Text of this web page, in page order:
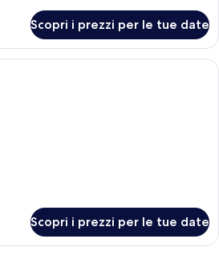
Scopri i prezzi per le tue date
Una camera d'albergo con due letti,
Scopri i prezzi per le tue date